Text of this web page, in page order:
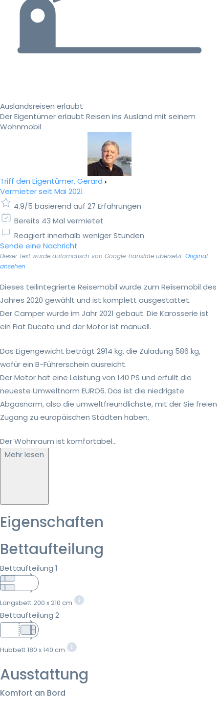
Auslandsreisen erlaubt
Der Eigentümer erlaubt Reisen ins Ausland mit seinem
Wohnmobil
Triff den Eigentümer, Gerard
Vermieter seit Mai 2021
4.9/5 basierend auf 27 Erfahrungen
Bereits 43 Mal vermietet
Reagiert innerhalb weniger Stunden
Sende eine Nachricht
Dieser Text wurde automatisch von Google Translate übersetzt. Original
ansehen
Dieses teilintegrierte Reisemobil wurde zum Reisemobil des
Jahres 2020 gewählt und ist komplett ausgestattet.
Der Camper wurde im Jahr 2021 gebaut. Die Karosserie ist
ein Fiat Ducato und der Motor ist manuell.
Das Eigengewicht beträgt 2914 kg, die Zuladung 586 kg,
wofür ein B-Führerschein ausreicht.
Der Motor hat eine Leistung von 140 PS und erfüllt die
neueste Umweltnorm EURO6. Das ist die niedrigste
Abgasnorm, also die umweltfreundlichste, mit der Sie freien
Zugang zu europäischen Städten haben.
Der Wohnraum ist komfortabel...
Mehr lesen
Eigenschaften
Bettaufteilung
Bettaufteilung 1
Längsbett 200 x 210 cm
Bettaufteilung 2
Hubbett 180 x 140 cm
Ausstattung
Komfort an Bord